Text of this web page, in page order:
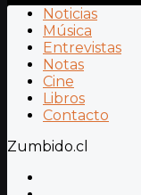
Noticias
Música
Entrevistas
Notas
Cine
Libros
Contacto
Zumbido.cl